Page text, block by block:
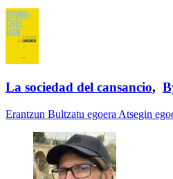
La sociedad del cansancio,
Erantzun Bultzatu egoera Atsegin